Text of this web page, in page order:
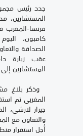
جدد رئيس
المستشارين،
فرنسا-المغرب
كامبون،
الصداقة
عقب زيارة
المستشارين
وذكر بلاغ
المغربي تم
جيرار لارشي،
والتعاون مع
أجل استقرار